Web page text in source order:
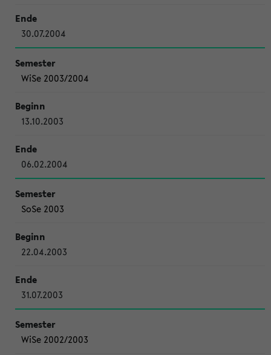
30.07.2004
WiSe 2003/2004
13.10.2003
06.02.2004
SoSe 2003
22.04.2003
31.07.2003
WiSe 2002/2003